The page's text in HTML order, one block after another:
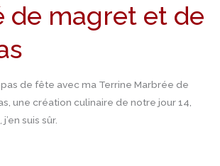
de magret et de
de fête avec ma Terrine Marbrée de
une création culinaire de notre jour 14,
suis sûr.